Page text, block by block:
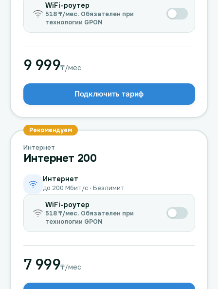
WiFi-роутер
518 ₸/мес. Обязателен при
технологии GPON
9 999₸/мес
Подключить тариф
Рекомендуем
Интернет
Интернет 200
Интернет
до 200 Мбит/с · Безлимит
WiFi-роутер
518 ₸/мес. Обязателен при
технологии GPON
7 999₸/мес